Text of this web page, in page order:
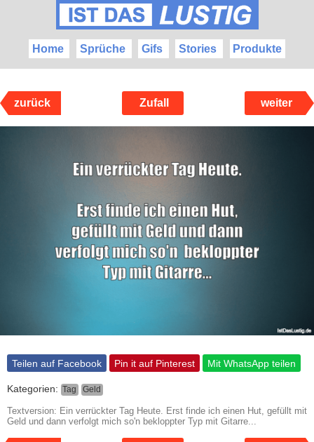
Home Sprüche Gifs Stories Produkte
zurück Zufall weiter
Teilen auf Facebook Pin it auf Pinterest Mit WhatsApp teilen
Kategorien: Tag Geld
Textversion: Ein verrückter Tag Heute. Erst finde ich einen Hut, gefüllt mit
Geld und dann verfolgt mich so'n bekloppter Typ mit Gitarre...